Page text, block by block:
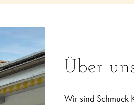
Über
Wir sind Schmuck